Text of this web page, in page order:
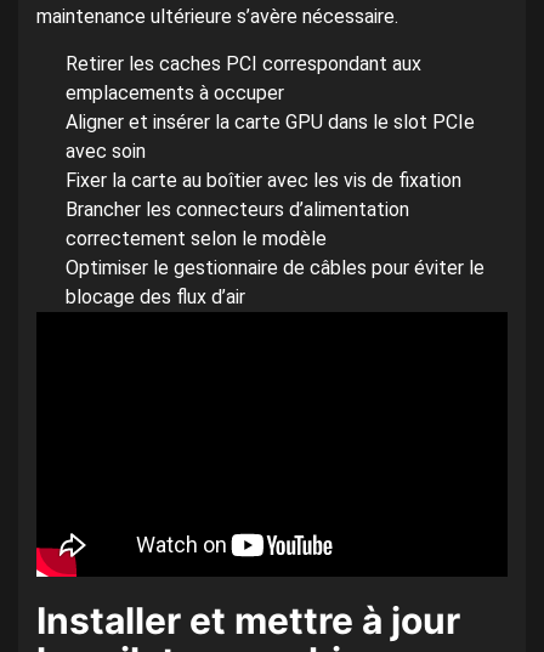
maintenance ultérieure s’avère nécessaire.
Retirer les caches PCI correspondant aux
emplacements à occuper
Aligner et insérer la carte GPU dans le slot PCIe
avec soin
Fixer la carte au boîtier avec les vis de fixation
Brancher les connecteurs d’alimentation
correctement selon le modèle
Optimiser le gestionnaire de câbles pour éviter le
blocage des flux d’air
Installer et mettre à jour